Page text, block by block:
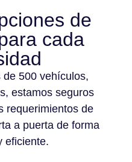
de
cada
500 vehículos,
estamos seguros
requerimientos de
a puerta de forma
eficiente.